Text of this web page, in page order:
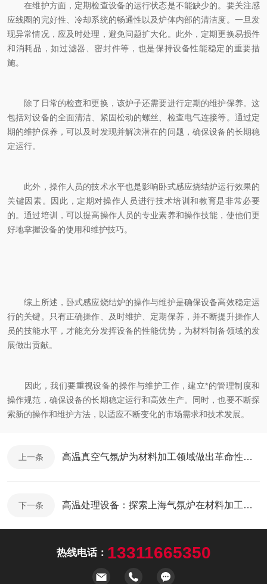
在维护方面，定期检查设备的运行状态是不能缺少的。要关注感
应线圈的完好性、冷却系统的畅通性以及炉体内部的清洁度。一旦发
现异常情况，应及时处理，避免问题扩大化。此外，定期更换易损件
和消耗品，如过滤器、密封件等，也是保持设备性能稳定的重要措
施。
除了日常的检查和更换，该炉子还需要进行定期的维护保养。这
包括对设备的全面清洁、紧固松动的螺丝、检查电气连接等。通过定
期的维护保养，可以及时发现并解决潜在的问题，确保设备的长期稳
定运行。
此外，操作人员的技术水平也是影响卧式感应烧结炉运行效果的
关键因素。因此，定期对操作人员进行技术培训和教育是非常必要
的。通过培训，可以提高操作人员的专业素养和操作技能，使他们更
好地掌握设备的使用和维护技巧。
综上所述，卧式感应烧结炉的操作与维护是确保设备高效稳定运
行的关键。只有正确操作、及时维护、定期保养，并不断提升操作人
员的技能水平，才能充分发挥设备的性能优势，为材料制备领域的发
展做出贡献。
因此，我们要重视设备的操作与维护工作，建立*的管理制度和
操作规范，确保设备的长期稳定运行和高效生产。同时，也要不断探
索新的操作和维护方法，以适应不断变化的市场需求和技术发展。
上一条 高温真空气氛炉为材料加工领域做出革命性突破
下一条 高温处理设备：探索上海气氛炉在材料加工中的价值
热线电话： 13311665350